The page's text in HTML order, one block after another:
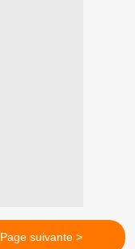
Page suivante >